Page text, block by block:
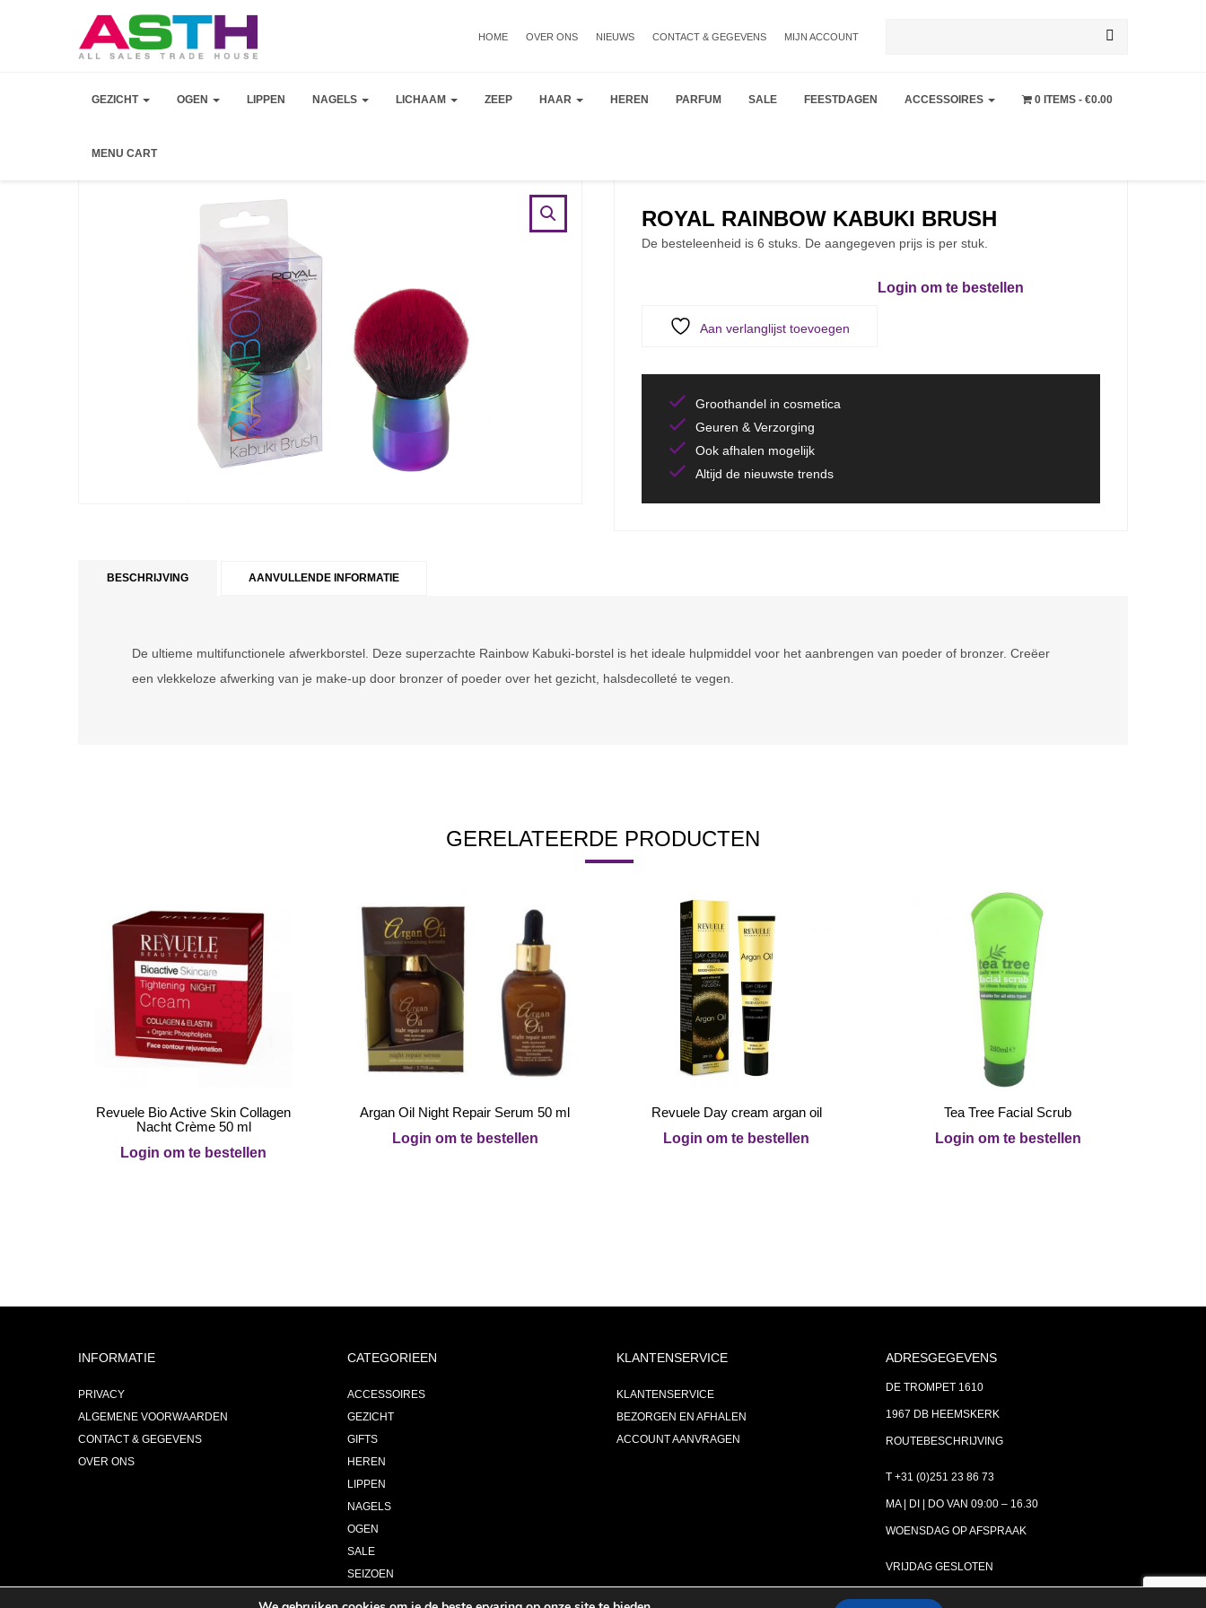
HOME OVER ONS NIEUWS CONTACT & GEGEVENS MIJN ACCOUNT
naar:
GEZICHT OGEN LIPPEN NAGELS LICHAAM ZEEP HAAR HEREN PARFUM SALE FEESTDAGEN ACCESSOIRES 0 ITEMS €0.00
MENU CART
ROYAL RAINBOW KABUKI BRUSH
De besteleenheid is 6 stuks. De aangegeven prijs is per stuk.
Aan verlanglijst toevoegen
Login om te bestellen
Groothandel in cosmetica
Geuren & Verzorging
Ook afhalen mogelijk
Altijd de nieuwste trends
BESCHRIJVING AANVULLENDE INFORMATIE
De ultieme multifunctionele afwerkborstel. Deze superzachte Rainbow Kabuki-borstel is het ideale hulpmiddel voor het aanbrengen van poeder of bronzer. Creëer
een vlekkeloze afwerking van je make-up door bronzer of poeder over het gezicht, halsdecolleté te vegen.
GERELATEERDE PRODUCTEN
Revuele Bio Active Skin Collagen
Nacht Crème 50 ml
Login om te bestellen
Argan Oil Night Repair Serum 50 ml
Login om te bestellen
Revuele Day cream argan oil
Login om te bestellen
Tea Tree Facial Scrub
Login om te bestellen
INFORMATIE
PRIVACY
ALGEMENE VOORWAARDEN
CONTACT & GEGEVENS
OVER ONS
CATEGORIEEN
ACCESSOIRES
GEZICHT
GIFTS
HEREN
LIPPEN
NAGELS
OGEN
SALE
SEIZOEN
KLANTENSERVICE
KLANTENSERVICE
BEZORGEN EN AFHALEN
ACCOUNT AANVRAGEN
ADRESGEGEVENS
DE TROMPET 1610
1967 DB HEEMSKERK
ROUTEBESCHRIJVING
T +31 (0)251 23 86 73
MA | DI | DO VAN 09:00 – 16.30
WOENSDAG OP AFSPRAAK
VRIJDAG GESLOTEN